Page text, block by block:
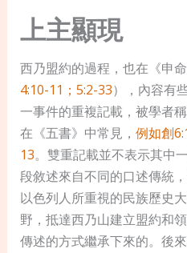
上主顯現
西乃盟約的過程，也在《申
4:10-11；5:2-33），內容有
一事件的重複記載，被學者
在《五書》中常見， 例如創
13。雙重記載並不表示其中
段敘述來自不同的口述傳統
以色列人所重視的民族歷史
野，抵達西乃山建立盟約和
傳述的方式繼承下來的。後